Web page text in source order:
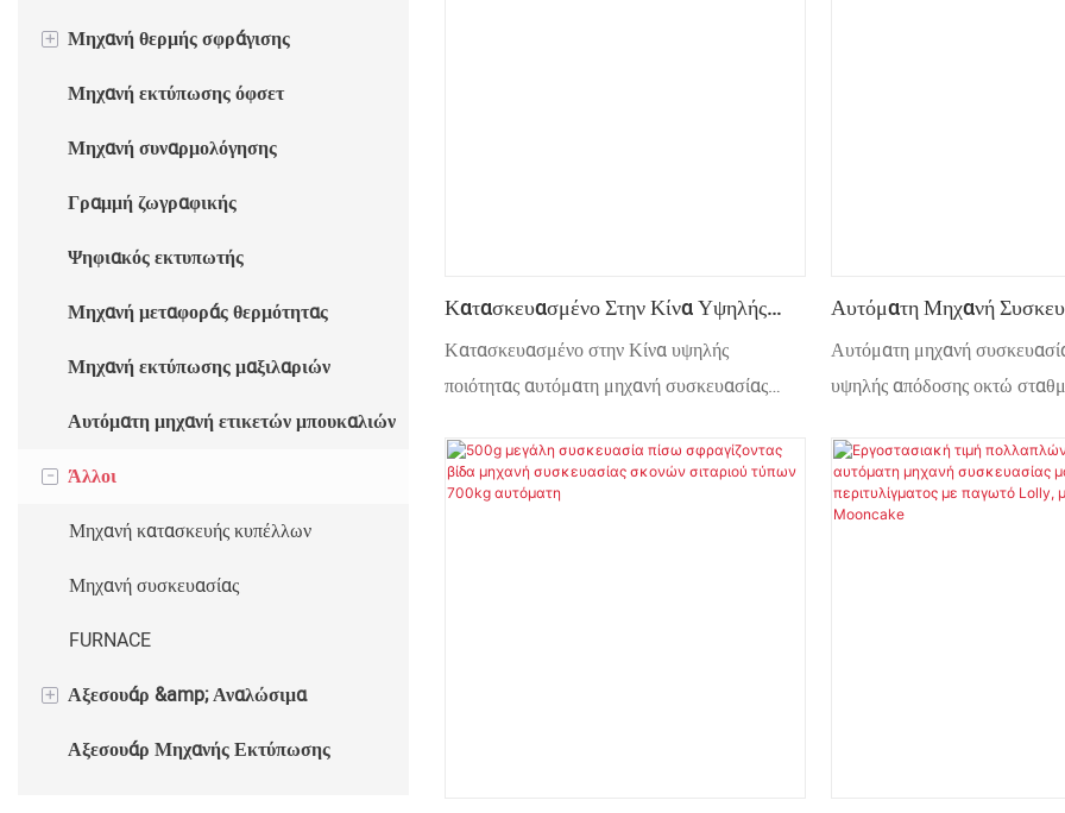
Ημιαυτόματη μηχανή εκτύπωσης
+ Μηχανή θερμής σφράγισης
Ημιαυτόματη μηχανή σφράγισης
Μηχανή εκτύπωσης όφσετ
Μηχανή συναρμολόγησης
Γραμμή ζωγραφικής
Ψηφιακός εκτυπωτής
Μηχανή μεταφοράς θερμότητας
Μηχανή εκτύπωσης μαξιλαριών
Αυτόματη μηχανή ετικετών μπουκαλιών
- Άλλοι
Μηχανή κατασκευής κυπέλλων
Μηχανή συσκευασίας
FURNACE
+ Αξεσουάρ &amp; Αναλώσιμα
Αναλώσιμα Μηχανής Εκτύπωσης
Αξεσουάρ Μηχανής Εκτύπωσης
Κατασκευασμένο Στην Κίνα Υψηλής
Ποιότητας Αυτόματη Μηχανή
Συσκευασίας Υγρών Ρευστών
Κατασκευασμένο στην Κίνα υψηλής
ποιότητας αυτόματη μηχανή συσκευασίας
Αυτόματη Μηχανή
Κοκκωδών Τσαντών
Οκτώ Σταθμών
Αυτόματη μηχανή
υψηλής απόδοσης οκτώ
εφαρμόζεται για την
συσκευασία καραμελών,
σταφίδας, φιστικιών, σπόρων